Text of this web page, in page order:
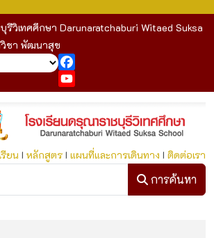
วิเทศศึกษา Darunaratchaburi Witaed Suksa
ชา พัฒนาสุข
YouTube
รียนI หลักสูตรI แผนที่และการเดินทาง I ติดต่อเรา
ก
การค้นหา